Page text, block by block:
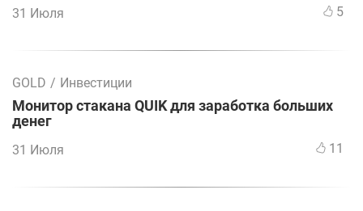
31 Июля 5
GOLD / Инвестиции
Монитор стакана QUIK для заработка больших
денег
31 Июля 11